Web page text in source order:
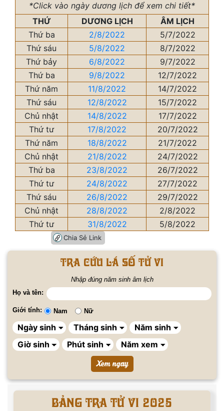
*Click vào ngày dương lịch để xem chi tiết*
THỨ
DƯƠNG LỊCH
ÂM LỊCH
Thứ ba
2/8/2022
5/7/2022
Thứ sáu
5/8/2022
8/7/2022
Thứ bảy
6/8/2022
9/7/2022
Thứ ba
9/8/2022
12/7/2022
Thứ năm
11/8/2022
14/7/2022
Thứ sáu
12/8/2022
15/7/2022
Chủ nhật
14/8/2022
17/7/2022
Thứ tư
17/8/2022
20/7/2022
Thứ năm
18/8/2022
21/7/2022
Chủ nhật
21/8/2022
24/7/2022
Thứ ba
23/8/2022
26/7/2022
Thứ tư
24/8/2022
27/7/2022
Thứ sáu
26/8/2022
29/7/2022
Chủ nhật
28/8/2022
2/8/2022
Thứ tư
31/8/2022 5/8/2022
Chia Sẻ Link
Tra cứu lá số tử vi
Nhập đúng năm sinh âm lịch
Họ và tên:
Giới tính: Nam Nữ
BẢNG TRA TỬ VI 2025